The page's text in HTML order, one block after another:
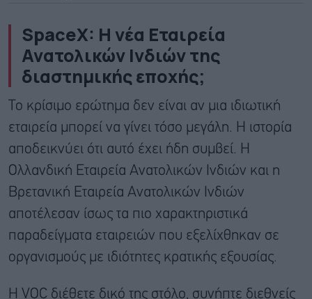
SpaceX: Η νέα Εταιρεία
Ανατολικών Ινδιών της
διαστημικής εποχής;
Το κρίσιμο ερώτημα δεν είναι αν μια ιδιωτική
εταιρεία μπορεί να γίνει τόσο μεγάλη. Η ιστορία
αποδεικνύει ότι αυτό έχει ήδη συμβεί. Η
Ολλανδική Εταιρεία Ανατολικών Ινδιών και η
Βρετανική Εταιρεία Ανατολικών Ινδιών
αποτέλεσαν ίσως τα πιο χαρακτηριστικά
παραδείγματα εταιρειών που εξελίχθηκαν σε
οργανισμούς με ιδιότητες κρατικής εξουσίας.
Η VOC διέθετε δικό της στόλο, συνήπτε διεθνείς